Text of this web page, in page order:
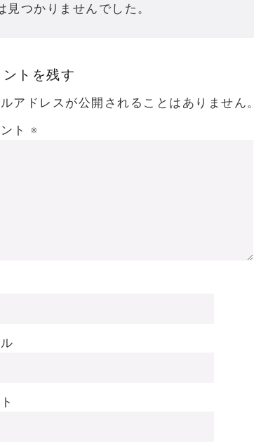
Powered by livedoor 相互RSS
見つかりませんでした。
ントを残す
アドレスが公開されることはありません。
ト ※